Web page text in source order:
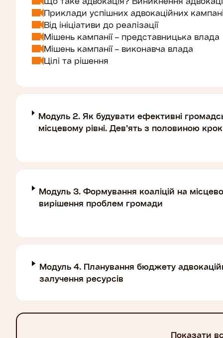
Приклади успішних адвокаційних
Від ініціативи до реалізації
Мішень кампанії – представницька влада
Мішень кампанії – виконавча влада
Цілі та рішення
Модуль 2. Як будувати ефективні
місцевому рівні. Дев’ять з половиною
Модуль 3. Формування коаліцій на
вирішення проблем громади
Модуль 4. Планування бюджету
залучення ресурсів
Показати